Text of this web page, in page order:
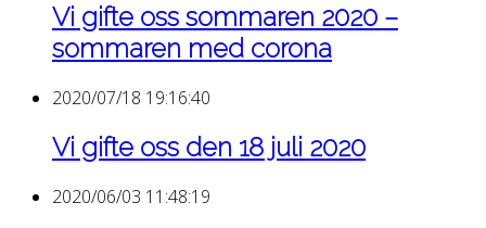
Vi gifte oss sommaren 2020 –
sommaren med corona
2020/07/18 19:16:40
Vi gifte oss den 18 juli 2020
2020/06/03 11:48:19